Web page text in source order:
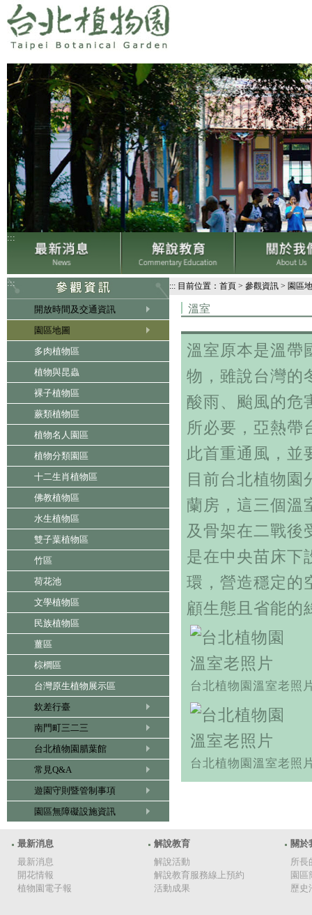
:::
:::
開放時間及交通資訊
園區地圖
多肉植物區
植物與昆蟲
裸子植物區
蕨類植物區
植物名人園區
植物分類園區
十二生肖植物區
佛教植物區
水生植物區
雙子葉植物區
竹區
荷花池
文學植物區
民族植物區
薑區
棕櫚區
台灣原生植物展示區
欽差行臺
南門町三二三
台北植物園腊葉館
常見Q&A
遊園守則暨管制事項
園區無障礙設施資訊
::: 目前位置： 首頁 > 參觀資訊 > 園區
溫室
溫室原本是溫帶
物，雖說台灣的
酸雨、颱風的危
所必要，亞熱帶
此首重通風，並
目前台北植物園
蘭房，這三個溫
及骨架在二戰後
是在中央苗床下
環，營造穩定的
顧生態且省能的
台北植物園溫室老照
台北植物園溫室老照
最新消息
最新消息
開花情報
植物園電子報
解說教育
解說活動
解說教育服務線上預約
活動成果
關於
所長
園區
歷史